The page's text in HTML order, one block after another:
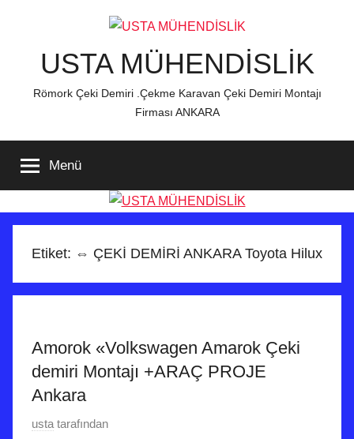
USTA MÜHENDİSLİK
Römork Çeki Demiri .Çekme Karavan Çeki Demiri Montajı
Firması ANKARA
Menü
Etiket: ⇔ ÇEKİ DEMİRİ ANKARA Toyota Hilux
Amorok «Volkswagen Amarok Çeki
demiri Montajı +ARAÇ PROJE
Ankara
1
usta tarafından